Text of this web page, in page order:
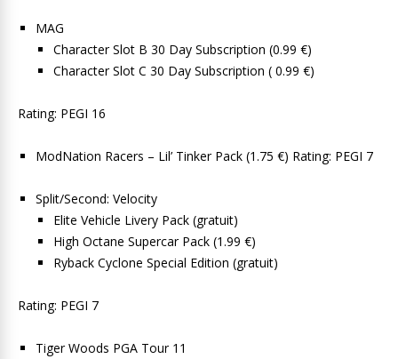
MAG
Character Slot B 30 Day Subscription (0.99 €)
Character Slot C 30 Day Subscription ( 0.99 €)
Rating: PEGI 16
ModNation Racers – Lil’ Tinker Pack (1.75 €) Rating: PEGI 7
Split/Second: Velocity
Elite Vehicle Livery Pack (gratuit)
High Octane Supercar Pack (1.99 €)
Ryback Cyclone Special Edition (gratuit)
Rating: PEGI 7
Tiger Woods PGA Tour 11